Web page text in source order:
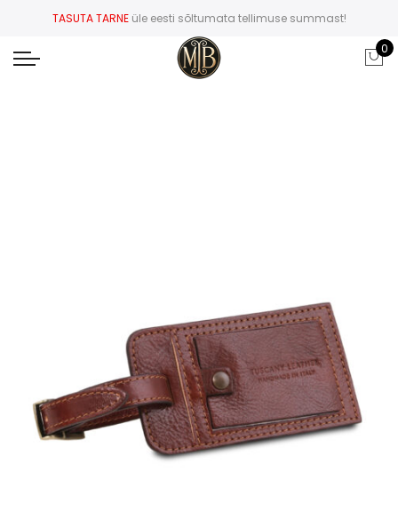
TASUTA TARNEüle eesti sõltumata tellimuse summast!
0